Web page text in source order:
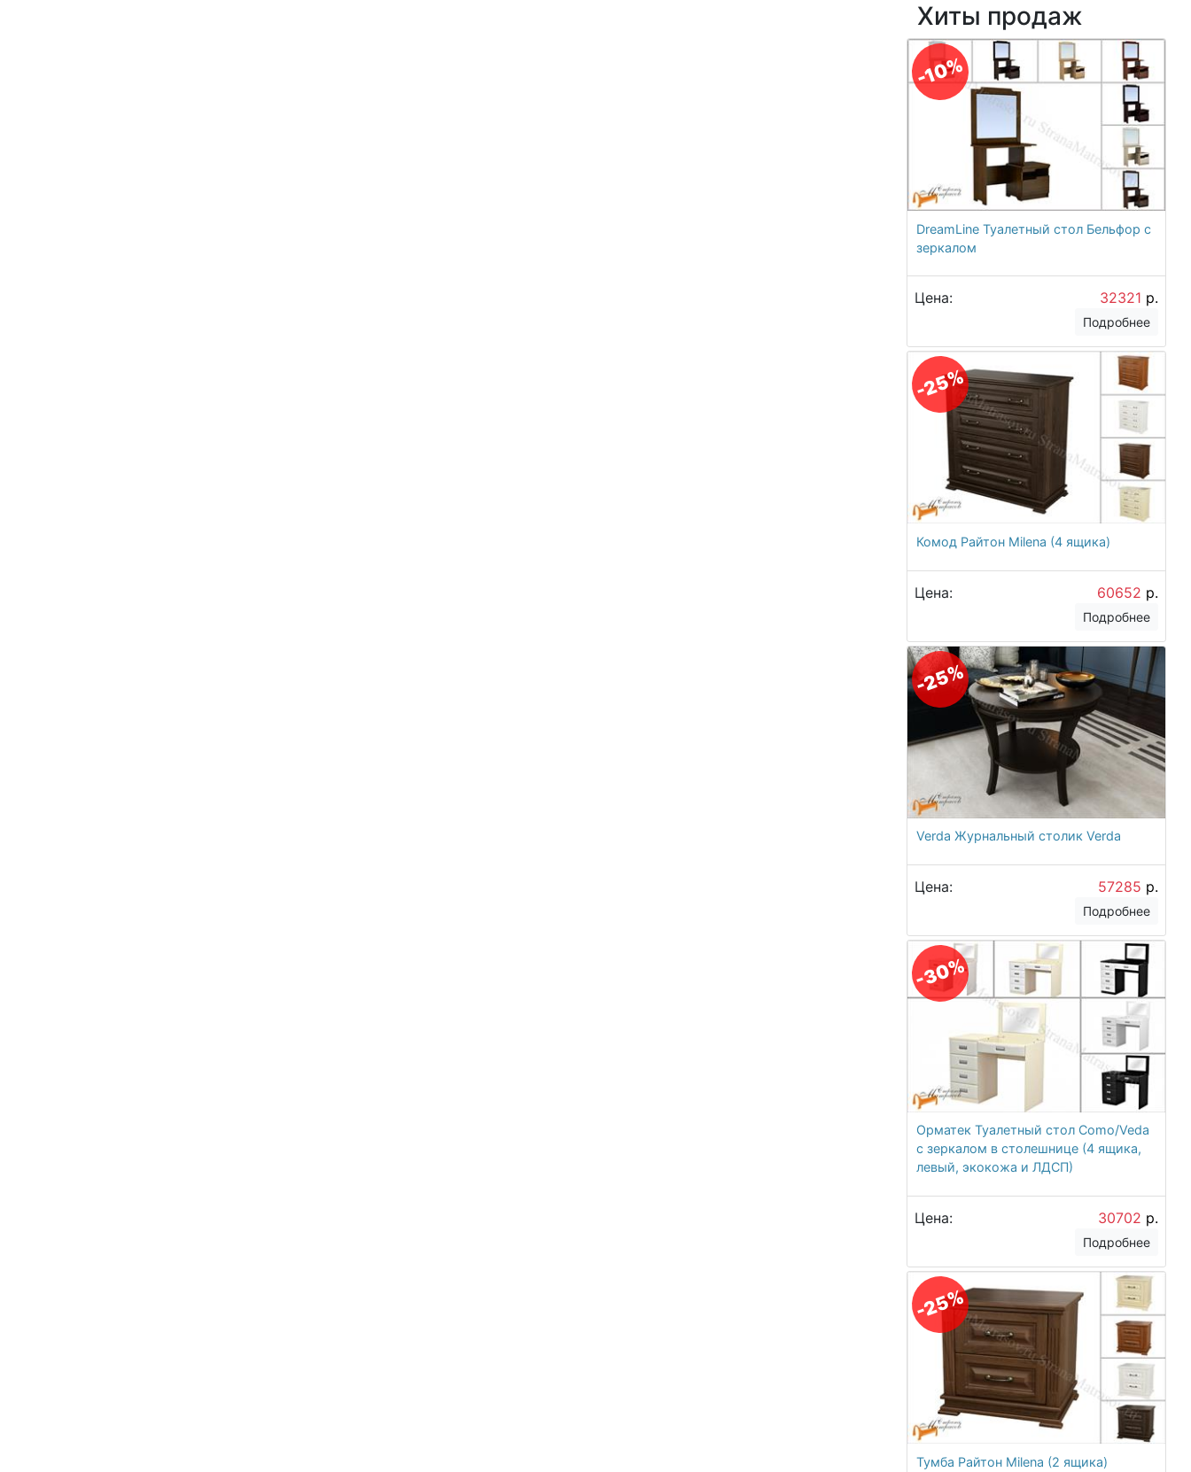
Хиты продаж
-10%
DreamLine Туалетный стол Бельфор с
зеркалом
Цена: 32321 р.
Подробнее
-25%
Комод Райтон Milena (4 ящика)
Цена: 60652 р.
Подробнее
-25%
Verda Журнальный столик Verda
Цена: 57285 р.
Подробнее
-30%
Орматек Туалетный стол Como/Veda
с зеркалом в столешнице (4 ящика,
левый, экокожа и ЛДСП)
Цена: 30702 р.
Подробнее
-25%
Тумба Райтон Milena (2 ящика)